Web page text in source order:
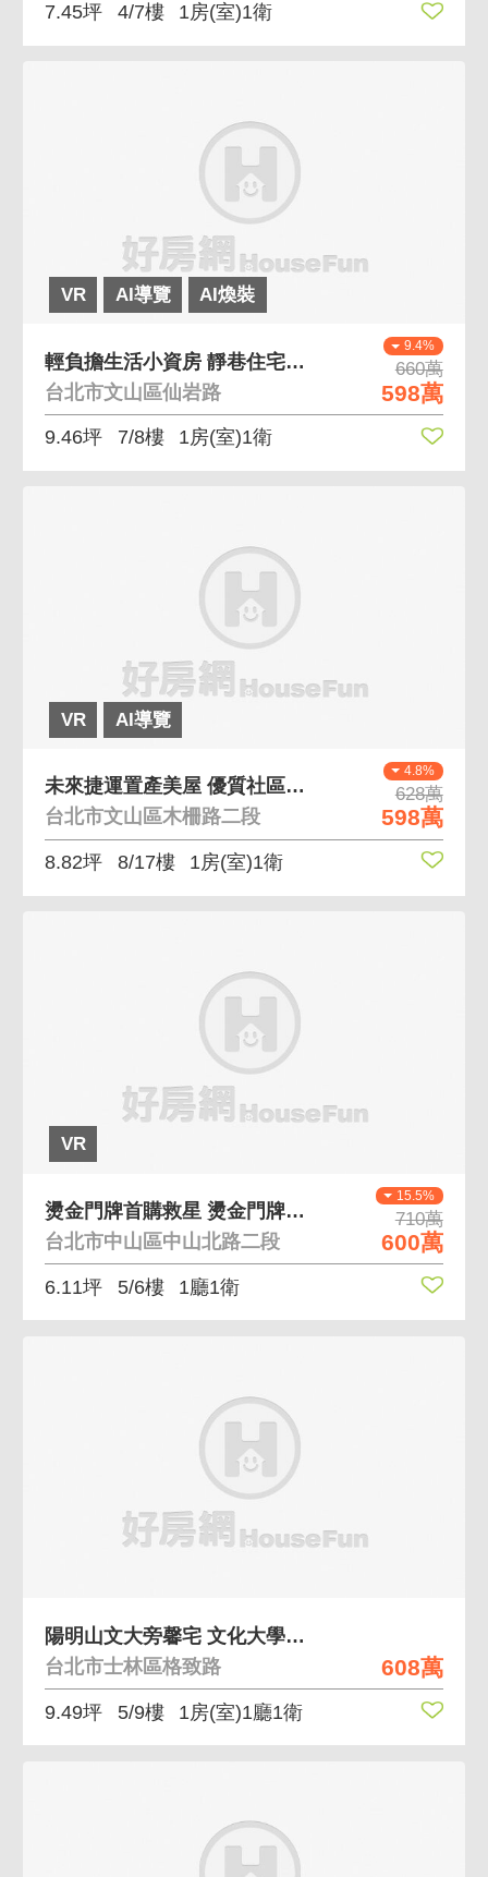
7.45坪 4/7樓 1房(室)1衛
VR AI導覽 AI煥裝
9.4%
660萬
598萬
輕負擔生活小資房 靜巷住宅、24小時管理
台北市文山區仙岩路
9.46坪 7/8樓 1房(室)1衛
VR AI導覽
4.8%
628萬
598萬
未來捷運置產美屋 優質社區管理完善，超低總價釋出
台北市文山區木柵路二段
8.82坪 8/17樓 1房(室)1衛
VR
15.5%
710萬
600萬
燙金門牌首購救星 燙金門牌垃圾代收晴光商圈機能
台北市中山區中山北路二段
6.11坪 5/6樓 1廳1衛
608萬
陽明山文大旁馨宅 文化大學旁 收租首選
台北市士林區格致路
9.49坪 5/9樓 1房(室)1廳1衛